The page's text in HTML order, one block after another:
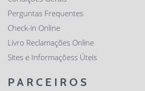
Perguntas Frequentes
Check-in Online
Livro Reclamações Online
Sites e Informaçõess Úteis
PARCEIROS